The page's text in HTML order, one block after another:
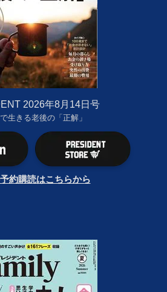
2026年8月14日号
生きる老後の「正解」
約購読はこちらから